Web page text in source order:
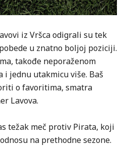
iz Vršca odigrali su tek
u znatno boljoj poziciji.
takođe neporaženom
i jednu utakmicu više. Baš
o favoritima, smatra
Lavova.
težak meč protiv Pirata, koji
na prethodne sezone.